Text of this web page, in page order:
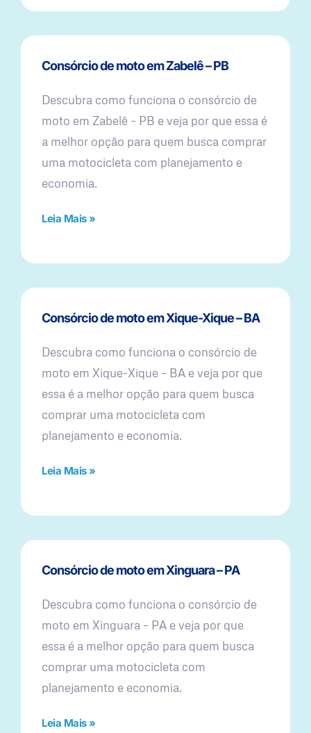
Consórcio de moto em Zabelê – PB
Descubra como funciona o consórcio de
moto em Zabelê – PB e veja por que essa é
a melhor opção para quem busca comprar
uma motocicleta com planejamento e
economia.
Leia Mais »
Consórcio de moto em Xique-Xique – BA
Descubra como funciona o consórcio de
moto em Xique-Xique – BA e veja por que
essa é a melhor opção para quem busca
comprar uma motocicleta com
planejamento e economia.
Leia Mais »
Consórcio de moto em Xinguara – PA
Descubra como funciona o consórcio de
moto em Xinguara – PA e veja por que
essa é a melhor opção para quem busca
comprar uma motocicleta com
planejamento e economia.
Leia Mais »